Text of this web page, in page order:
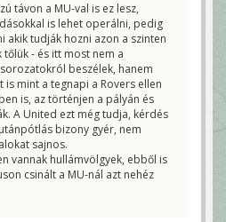
távon a MU-val is ez lesz,
is lehet operálni, pedig
akik tudják hozni azon a szinten
- és itt most nem a
beszélek, hanem
is mint a tegnapi a Rovers ellen
is, az történjen a pályán és
A United ezt még tudja, kérdés
bizony gyér, nem
sajnos.
vannak hullámvölgyek, ebből is
csinált a MU-nál azt nehéz